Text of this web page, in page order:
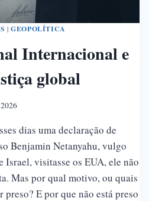
|GEOPOLÍTICA
Internacional e
global
dias uma declaração de
Benjamin Netanyahu, vulgo
visitasse os EUA, ele não
Mas por qual motivo, ou quais
E por que não está preso